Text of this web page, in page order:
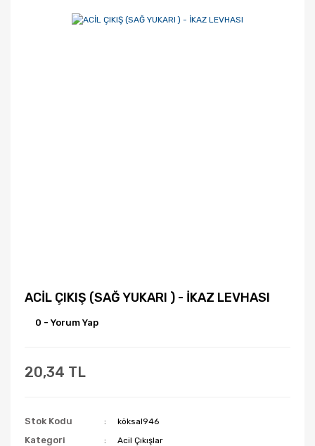
ACİL ÇIKIŞ (SAĞ YUKARI ) - İKAZ LEVHASI
0 - Yorum Yap
20,34 TL
Stok Kodu köksal946
Kategori Acil Çıkışlar